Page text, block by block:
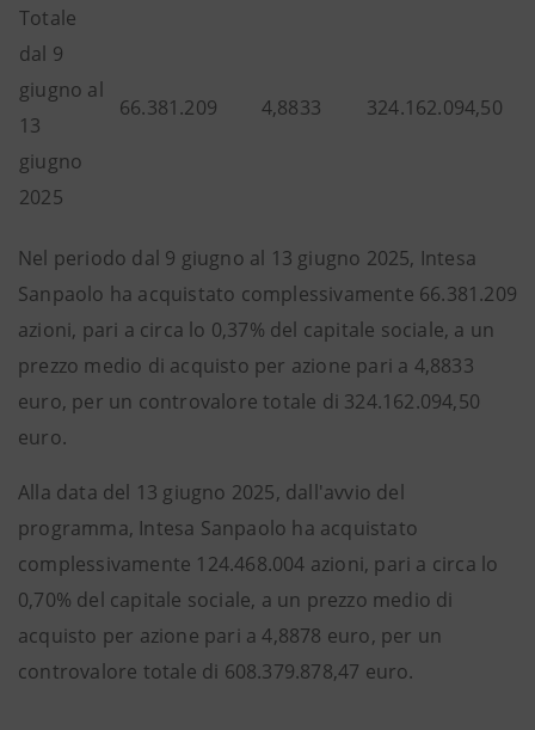
Totale
dal 9
giugno al
13
giugno
2025
66.381.209 4,8833 324.162.094,50
Nel periodo dal 9 giugno al 13 giugno 2025, Intesa
Sanpaolo ha acquistato complessivamente 66.381.209
azioni, pari a circa lo 0,37% del capitale sociale, a un
prezzo medio di acquisto per azione pari a 4,8833
euro, per un controvalore totale di 324.162.094,50
euro.
Alla data del 13 giugno 2025, dall'avvio del
programma, Intesa Sanpaolo ha acquistato
complessivamente 124.468.004 azioni, pari a circa lo
0,70% del capitale sociale, a un prezzo medio di
acquisto per azione pari a 4,8878 euro, per un
controvalore totale di 608.379.878,47 euro.